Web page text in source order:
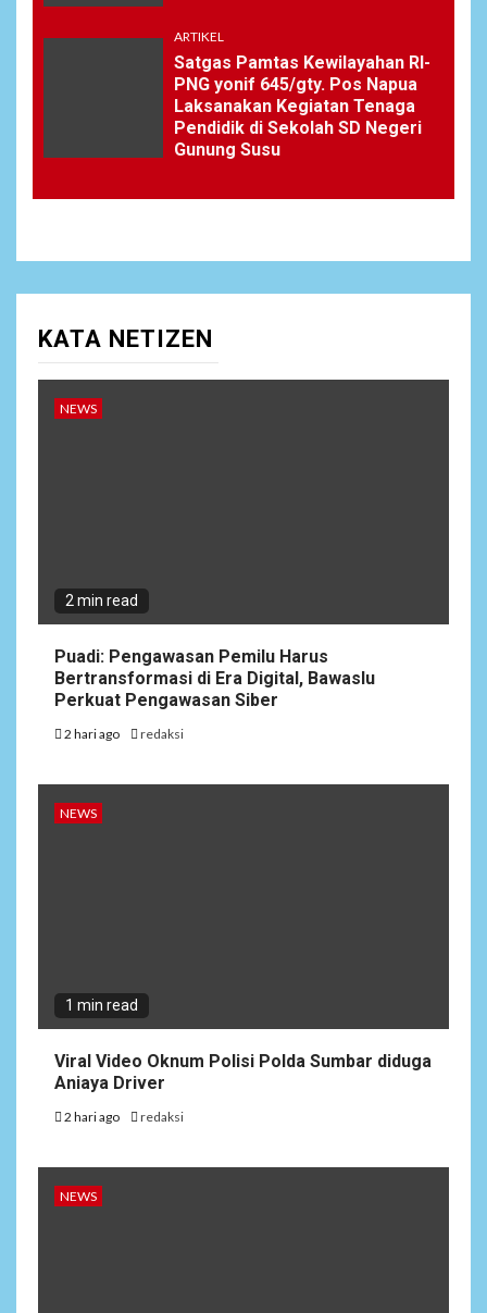
ARTIKEL
Satgas Pamtas Kewilayahan RI-
PNG yonif 645/gty. Pos Napua
Laksanakan Kegiatan Tenaga
Pendidik di Sekolah SD Negeri
Gunung Susu
KATA NETIZEN
NEWS
2 min read
Puadi: Pengawasan Pemilu Harus
Bertransformasi di Era Digital, Bawaslu
Perkuat Pengawasan Siber
2 hari ago redaksi
NEWS
1 min read
Viral Video Oknum Polisi Polda Sumbar diduga
Aniaya Driver
2 hari ago redaksi
NEWS